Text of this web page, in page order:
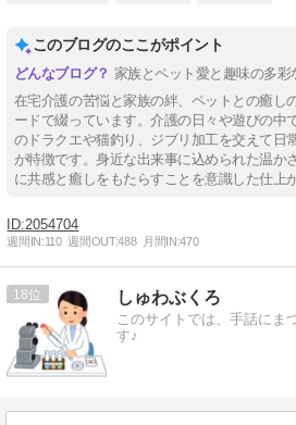
このブログのここがポイント
家族とペット愛と趣味の多彩
在宅介護の苦悩と家族の絆、ペットとの癒し
ードで綴っています。介護の日々や遊びの中
のドラクエや猫釣り、ジブリ加工を交えて日
が特徴です。身近な出来事に込められた温か
に共感と癒しをもたらすことを意識した仕上
2054704
週間IN:110 週間OUT:488 月間IN:470
18 しゅわぶくろ
このサイトでは、手話にま
す♪